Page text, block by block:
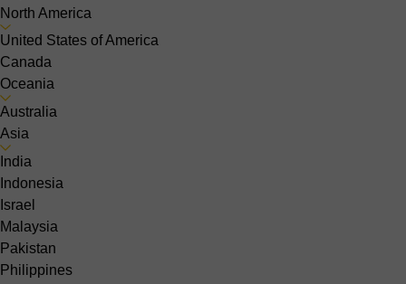
North America
United States of America
Canada
Oceania
Australia
Asia
India
Indonesia
Israel
Malaysia
Pakistan
Philippines